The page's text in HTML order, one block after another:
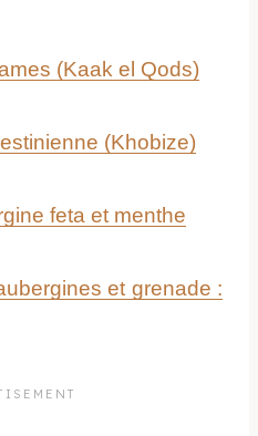
(Kaak el Qods)
(Khobize)
feta et menthe
et grenade :